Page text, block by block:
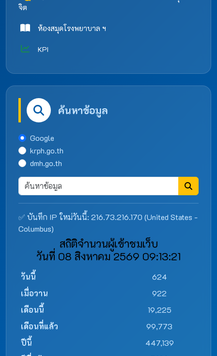
จิต
ห้องสมุดโรงพยาบาล ฯ
KPI
ค้นหาข้อมูล
Google
krph.go.th
dmh.go.th
✅ บันทึก IP ใหม่วันนี้: 216.73.216.170 (United States -
Columbus)
สถิติจำนวนผู้เข้าชมเว็บ
วันที่ 08 สิงหาคม 2569 09:13:21
วันนี้
624
เมื่อวาน
922
เดือนนี้
19,225
เดือนที่แล้ว
99,773
ปีนี้
447,139